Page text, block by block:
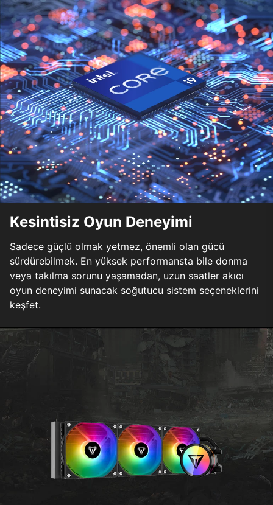
Kesintisiz Oyun Deneyimi
Sadece güçlü olmak yetmez, önemli olan gücü
sürdürebilmek. En yüksek performansta bile donma
veya takılma sorunu yaşamadan, uzun saatler akıcı
oyun deneyimi sunacak soğutucu sistem seçeneklerini
keşfet.